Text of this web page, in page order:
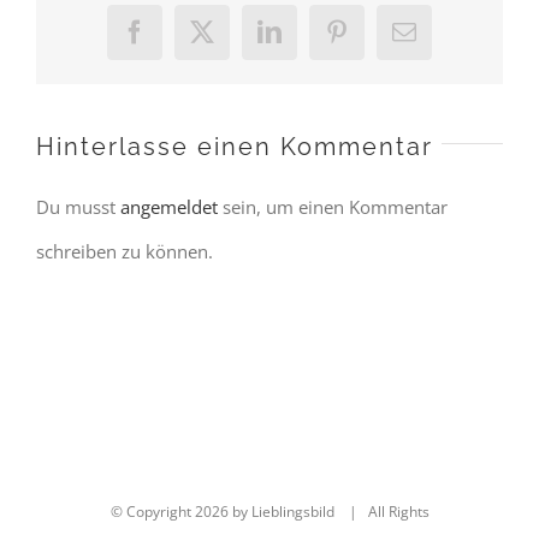
Facebook
X LinkedInPinterest
E-
Hinterlasse einen Kommentar
Du musst angemeldet sein, um einen Kommentar
schreiben zu können.
© Copyright2026 by Lieblingsbild | All Rights